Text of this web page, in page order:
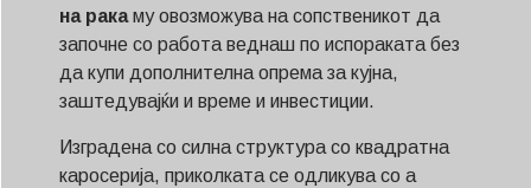
на ракаму овозможува на сопственикот да
започне со работа веднаш по испораката без
да купи дополнителна опрема за кујна,
заштедувајќи и време и инвестиции.
Изградена со силна структура со квадратна
каросерија, приколката се одликува со a